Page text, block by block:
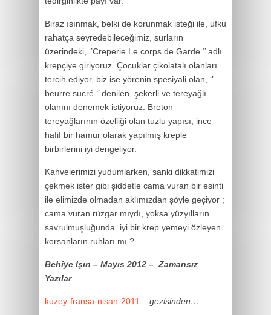
Biraz ısınmak, belki de korunmak isteği ile, ufku
rahatça seyredebileceğimiz, surların
üzerindeki, ‘’Creperie Le corps de Garde ‘’ adlı
krepçiye giriyoruz. Çocuklar çikolatalı olanları
tercih ediyor, biz ise yörenin spesiyali olan, ‘’
beurre sucré ‘’ denilen, şekerli ve tereyağlı
olanını denemek istiyoruz. Breton
tereyağlarının özelliği olan tuzlu yapısı, ince
hafif bir hamur olarak yapılmış kreple
birbirlerini iyi dengeliyor.
Kahvelerimizi yudumlarken, sanki dikkatimizi
çekmek ister gibi şiddetle cama vuran bir esinti
ile elimizde olmadan aklımızdan şöyle geçiyor ;
cama vuran rüzgar mıydı, yoksa yüzyılların
savrulmuşluğunda iyi bir krep yemeyi özleyen
korsanların ruhları mı ?
Behiye Işın – Mayıs 2012 –Zamansız
Yazılar
kuzey-fransa-nisan-2011 gezisinden…